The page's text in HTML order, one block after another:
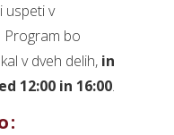
uspeti v
Program bo
v dveh delih, in
12:00 in 16:00.